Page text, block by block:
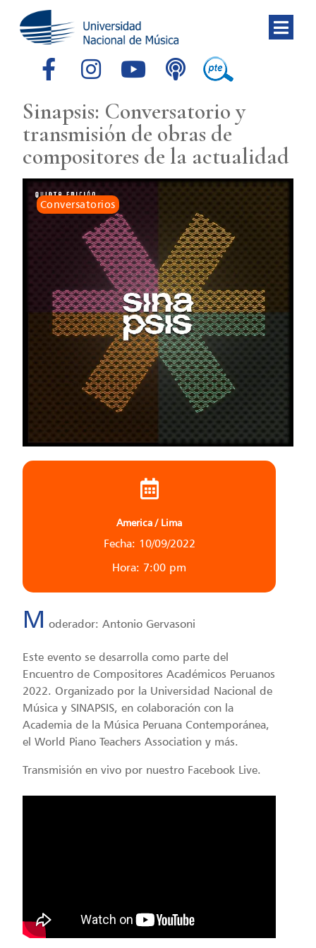
Sinapsis: Conversatorio y
transmisión de obras de
compositores de la actualidad
Conversatorios
America / Lima
Fecha: 10/09/2022
Hora: 7:00 pm
M oderador: Antonio Gervasoni
Este evento se desarrolla como parte del
Encuentro de Compositores Académicos Peruanos
2022. Organizado por la Universidad Nacional de
Música y SINAPSIS, en colaboración con la
Academia de la Música Peruana Contemporánea,
el World Piano Teachers Association y más.
Transmisión en vivo por nuestro Facebook Live.